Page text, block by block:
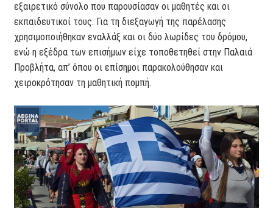
εξαιρετικό σύνολο που παρουσίασαν οι μαθητές και οι
εκπαιδευτικοί τους. Για τη διεξαγωγή της παρέλασης
χρησιμοποιήθηκαν εναλλάξ και οι δύο λωρίδες του δρόμου,
ενώ η εξέδρα των επισήμων είχε τοποθετηθεί στην Παλαιά
Προβλήτα, απ’ όπου οι επίσημοι παρακολούθησαν και
χειροκρότησαν τη μαθητική πομπή.